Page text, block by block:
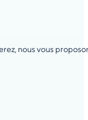
nous vous